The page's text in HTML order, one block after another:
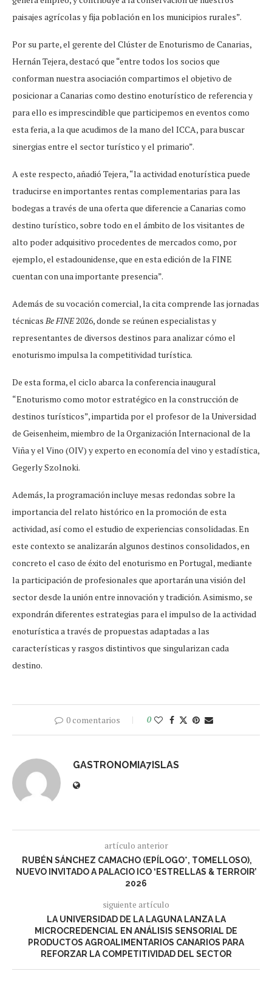
paisajes agrícolas y fija población en los municipios rurales”.
Por su parte, el gerente del Clúster de Enoturismo de Canarias,
Hernán Tejera, destacó que “entre todos los socios que
conforman nuestra asociación compartimos el objetivo de
posicionar a Canarias como destino enoturístico de referencia y
para ello es imprescindible que participemos en eventos como
esta feria, a la que acudimos de la mano del ICCA, para buscar
sinergias entre el sector turístico y el primario”.
A este respecto, añadió Tejera, “la actividad enoturística puede
traducirse en importantes rentas complementarias para las
bodegas a través de una oferta que diferencie a Canarias como
destino turístico, sobre todo en el ámbito de los visitantes de
alto poder adquisitivo procedentes de mercados como, por
ejemplo, el estadounidense, que en esta edición de la FINE
cuentan con una importante presencia”.
Además de su vocación comercial, la cita comprende las jornadas
técnicas Be FINE2026, donde se reúnen especialistas y
representantes de diversos destinos para analizar cómo el
enoturismo impulsa la competitividad turística.
De esta forma, el ciclo abarca la conferencia inaugural
“Enoturismo como motor estratégico en la construcción de
destinos turísticos”, impartida por el profesor de la Universidad
de Geisenheim, miembro de la Organización Internacional de la
Viña y el Vino (OIV) y experto en economía del vino y estadística,
Gegerly Szolnoki.
Además, la programación incluye mesas redondas sobre la
importancia del relato histórico en la promoción de esta
actividad, así como el estudio de experiencias consolidadas. En
este contexto se analizarán algunos destinos consolidados, en
concreto el caso de éxito del enoturismo en Portugal, mediante
la participación de profesionales que aportarán una visión del
sector desde la unión entre innovación y tradición. Asimismo, se
expondrán diferentes estrategias para el impulso de la actividad
enoturística a través de propuestas adaptadas a las
características y rasgos distintivos que singularizan cada
destino.
0 comentarios 0
GASTRONOMIA7ISLAS
artículo anterior
RUBÉN SÁNCHEZ CAMACHO (EPÍLOGO*, TOMELLOSO),
NUEVO INVITADO A PALACIO ICO ‘ESTRELLAS & TERROIR’
2026
siguiente artículo
LA UNIVERSIDAD DE LA LAGUNA LANZA LA
MICROCREDENCIAL EN ANÁLISIS SENSORIAL DE
PRODUCTOS AGROALIMENTARIOS CANARIOS PARA
REFORZAR LA COMPETITIVIDAD DEL SECTOR